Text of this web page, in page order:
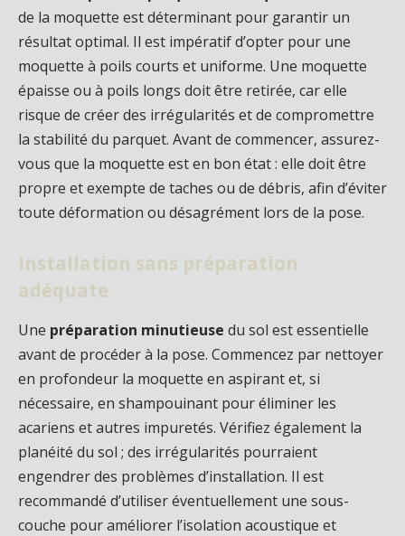
de la moquette est déterminant pour garantir un
résultat optimal. Il est impératif d’opter pour une
moquette à poils courts et uniforme. Une moquette
épaisse ou à poils longs doit être retirée, car elle
risque de créer des irrégularités et de compromettre
la stabilité du parquet. Avant de commencer, assurez-
vous que la moquette est en bon état : elle doit être
propre et exempte de taches ou de débris, afin d’éviter
toute déformation ou désagrément lors de la pose.
Installation sans préparation
adéquate
Une préparation minutieuse du sol est essentielle
avant de procéder à la pose. Commencez par nettoyer
en profondeur la moquette en aspirant et, si
nécessaire, en shampouinant pour éliminer les
acariens et autres impuretés. Vérifiez également la
planéité du sol ; des irrégularités pourraient
engendrer des problèmes d’installation. Il est
recommandé d’utiliser éventuellement une sous-
couche pour améliorer l’isolation acoustique et